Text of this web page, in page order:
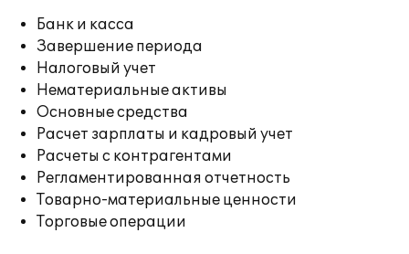
Банк и касса
Завершение периода
Налоговый учет
Нематериальные активы
Основные средства
Расчет зарплаты и кадровый учет
Расчеты с контрагентами
Регламентированная отчетность
Товарно-материальные ценности
Торговые операции